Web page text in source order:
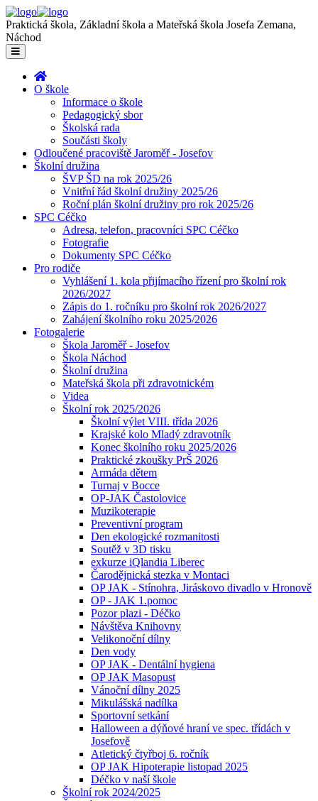
Praktická škola, Základní škola a Mateřská škola Josefa Zemana,
Náchod
O škole
Informace o škole
Pedagogický sbor
Školská rada
Součásti školy
Odloučené pracoviště Jaroměř - Josefov
Školní družina
ŠVP ŠD na rok 2025/26
Vnitřní řád školní družiny 2025/26
Roční plán školní družiny pro rok 2025/26
SPC Céčko
Adresa, telefon, pracovníci SPC Céčko
Fotografie
Dokumenty SPC Céčko
Pro rodiče
Vyhlášení 1. kola přijímacího řízení pro školní rok
2026/2027
Zápis do 1. ročníku pro školní rok 2026/2027
Zahájení školního roku 2025/2026
Fotogalerie
Škola Jaroměř - Josefov
Škola Náchod
Školní družina
Mateřská škola při zdravotnickém
Videa
Školní rok 2025/2026
Školní výlet VIII. třída 2026
Krajské kolo Mladý zdravotník
Konec školního roku 2025/2026
Praktické zkoušky PrŠ 2026
Armáda dětem
Turnaj v Bocce
OP-JAK Častolovice
Muzikoterapie
Preventivní program
Den ekologické rozmanitosti
Soutěž v 3D tisku
exkurze iQlandia Liberec
Čarodějnická stezka v Montaci
OP JAK - Stínohra, Jiráskovo divadlo v Hronově
OP - JAK 1.pomoc
Pozor plazi - Déčko
Návštěva Knihovny
Velikonoční dílny
Den vody
OP JAK - Dentální hygiena
OP JAK Masopust
Vánoční dílny 2025
Mikulášská nadílka
Sportovní setkání
Halloween a dýňové hraní ve spec. třídách v
Josefově
Atletický čtyřboj 6. ročník
OP JAK Hipoterapie listopad 2025
Déčko v naší škole
Školní rok 2024/2025